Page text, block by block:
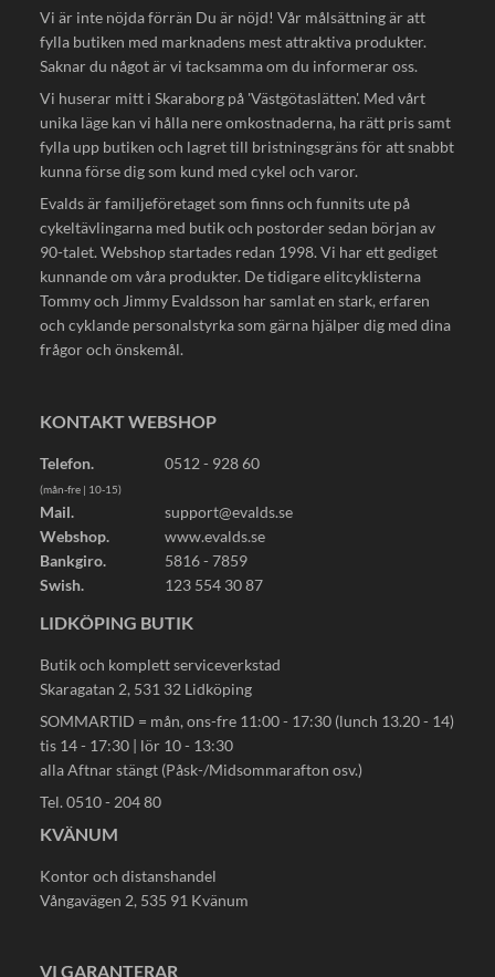
Vi är inte nöjda förrän Du är nöjd! Vår målsättning är att
fylla butiken med marknadens mest attraktiva produkter.
Saknar du något är vi tacksamma om du informerar oss.
Vi huserar mitt i Skaraborg på 'Västgötaslätten'. Med vårt
unika läge kan vi hålla nere omkostnaderna, ha rätt pris samt
fylla upp butiken och lagret till bristningsgräns för att snabbt
kunna förse dig som kund med cykel och varor.
Evalds är familjeföretaget som finns och funnits ute på
cykeltävlingarna med butik och postorder sedan början av
90-talet. Webshop startades redan 1998. Vi har ett gediget
kunnande om våra produkter. De tidigare elitcyklisterna
Tommy och Jimmy Evaldsson har samlat en stark, erfaren
och cyklande personalstyrka som gärna hjälper dig med dina
frågor och önskemål.
KONTAKT WEBSHOP
Telefon. 0512 - 928 60
(mån-fre | 10-15)
Mail.
support@evalds.se
Webshop.
www.evalds.se
Bankgiro.
5816 - 7859
Swish.
123 554 30 87
LIDKÖPING BUTIK
Butik och komplett serviceverkstad
Skaragatan 2, 531 32 Lidköping
SOMMARTID = mån, ons-fre 11:00 - 17:30 (lunch 13.20 - 14)
tis 14 - 17:30 | lör 10 - 13:30
alla Aftnar stängt (Påsk-/Midsommarafton osv.)
Tel. 0510 - 204 80
KVÄNUM
Kontor och distanshandel
Vångavägen 2, 535 91 Kvänum
VI GARANTERAR